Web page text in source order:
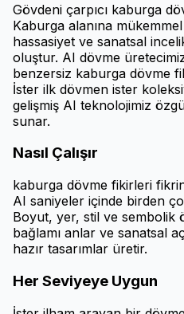
Gövdeni çarpıcı kaburga
Kaburga alanına
hassasiyet ve sanatsal
oluştur. AI dövme
benzersiz kaburga dövme
İster ilk dövmen ister
gelişmiş AI teknolojimiz
sunar.
Nasıl Çalışır
kaburga dövme fikirleri
AI saniyeler içinde birden
Boyut, yer, stil ve sembolik
bağlamı anlar ve sanatsal
hazır tasarımlar üretir.
Her Seviyeye Uygun